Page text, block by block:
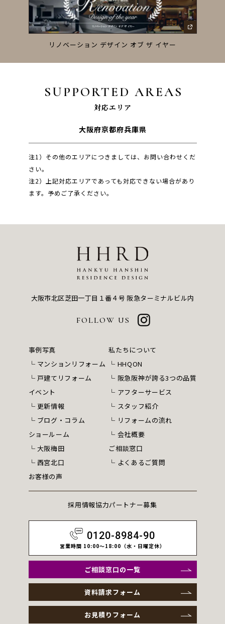
リノベーション デザイン オブ ザ イヤー
SUPPORTED AREAS
対応エリア
大阪府京都府兵庫県
注1）その他のエリアにつきましては、お問い合わせくだ
さい。
注2）上記対応エリアであっても対応できない場合があり
ます。予めご了承ください。
大阪市北区芝田一丁目１番４号 阪急ターミナルビル内
FOLLOW US
事例写真
マンションリフォーム
戸建てリフォーム
イベント
更新情報
ブログ・コラム
ショールーム
大阪梅田
西宮北口
お客様の声
私たちについて
HHQON
阪急阪神が誇る3つの品質
アフターサービス
スタッフ紹介
リフォームの流れ
会社概要
ご相談窓口
よくあるご質問
採用情報協力パートナー募集
0120-8984-90
営業時間 10:00～18:00（水・日曜定休）
ご相談窓口の一覧
資料請求フォーム
お見積りフォーム